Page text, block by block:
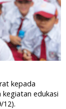
kepada
edukasi
12).